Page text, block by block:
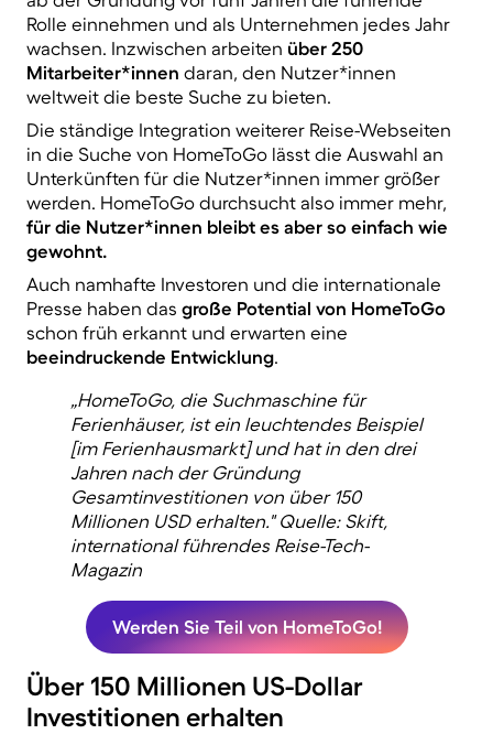
Rolle einnehmen und als Unternehmen jedes Jahr
wachsen. Inzwischen arbeiten über 250
Mitarbeiter*innen daran, den Nutzer*innen
weltweit die beste Suche zu bieten.
Die ständige Integration weiterer Reise-Webseiten
in die Suche von HomeToGo lässt die Auswahl an
Unterkünften für die Nutzer*innen immer größer
werden. HomeToGo durchsucht also immer mehr,
für die Nutzer*innen bleibt es aber so einfach wie
gewohnt.
Auch namhafte Investoren und die internationale
Presse haben das große Potential von HomeToGo
schon früh erkannt und erwarten eine
beeindruckende Entwicklung.
„HomeToGo, die Suchmaschine für
Ferienhäuser, ist ein leuchtendes Beispiel
[im Ferienhausmarkt] und hat in den drei
Jahren nach der Gründung
Gesamtinvestitionen von über 150
Millionen USD erhalten." Quelle: Skift,
international führendes Reise-Tech-
Magazin
Werden Sie Teil von HomeToGo!
Über 150 Millionen US-Dollar
Investitionen erhalten